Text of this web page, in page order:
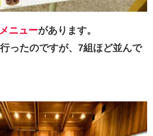
ニューがあります。
ったのですが、7組ほど並んで